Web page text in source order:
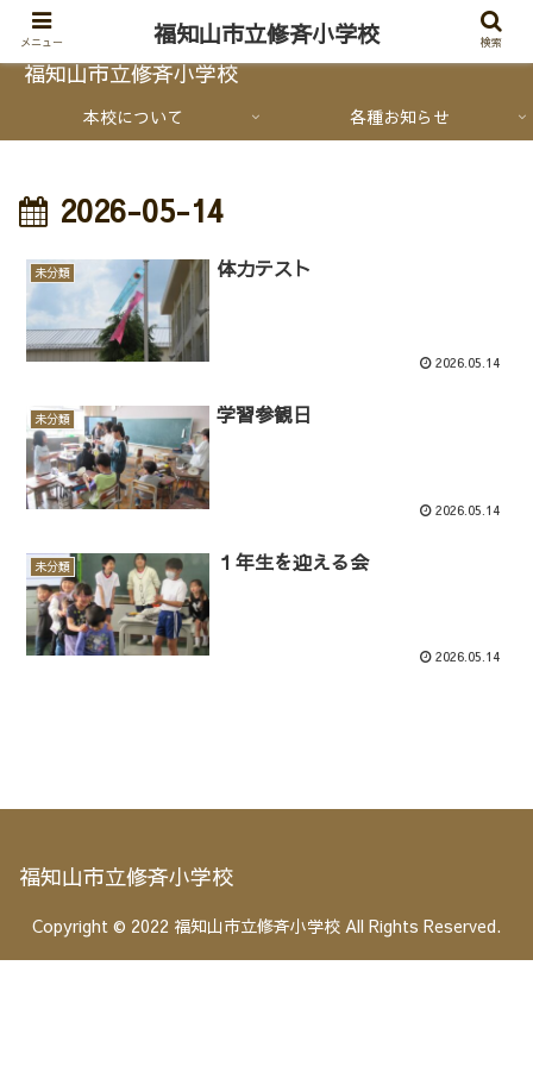
福知山市立修斉小学校
本校について 各種お知らせ
2026-05-14
未分類 体力テスト
2026.05.14
未分類 学習参観日
2026.05.14
未分類 １年生を迎える会
2026.05.14
福知山市立修斉小学校
Copyright © 2022 福知山市立修斉小学校 All Rights Reserved.
メニュー 福知山市立修斉小学校 検索